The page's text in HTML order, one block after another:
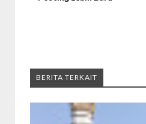
BERITA TERKAIT